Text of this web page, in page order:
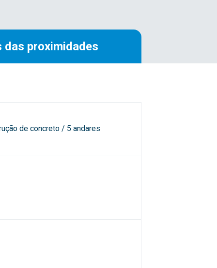
proximidades
de concreto / 5 andares